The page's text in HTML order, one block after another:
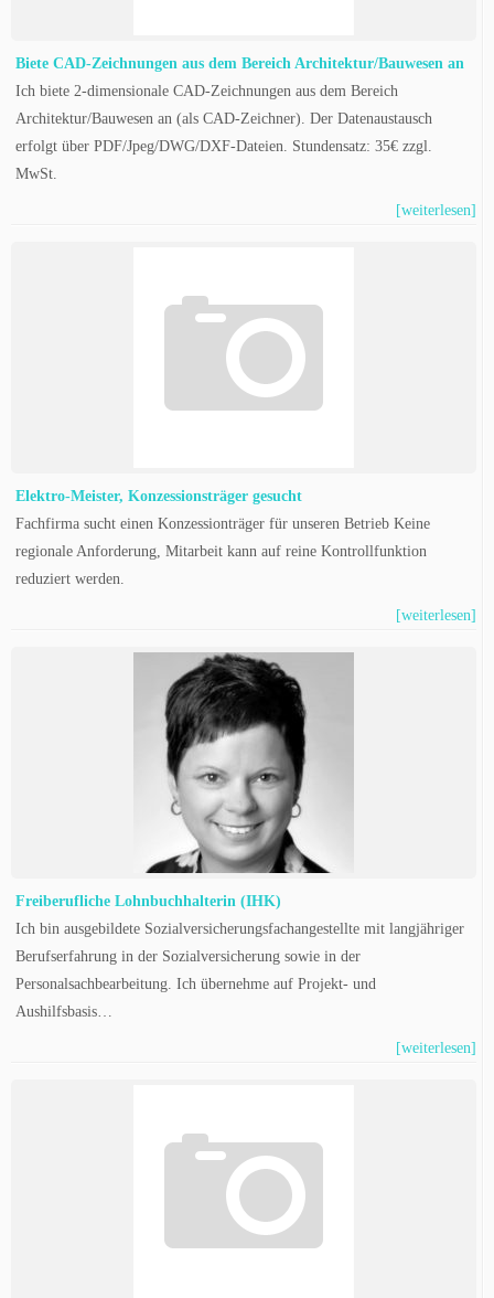
Biete CAD-Zeichnungen aus dem Bereich Architektur/Bauwesen an
Ich biete 2-dimensionale CAD-Zeichnungen aus dem Bereich
Architektur/Bauwesen an (als CAD-Zeichner). Der Datenaustausch
erfolgt über PDF/Jpeg/DWG/DXF-Dateien. Stundensatz: 35€ zzgl.
MwSt.
[weiterlesen]
Elektro-Meister, Konzessionsträger gesucht
Fachfirma sucht einen Konzessionträger für unseren Betrieb Keine
regionale Anforderung, Mitarbeit kann auf reine Kontrollfunktion
reduziert werden.
[weiterlesen]
Freiberufliche Lohnbuchhalterin (IHK)
Ich bin ausgebildete Sozialversicherungsfachangestellte mit langjähriger
Berufserfahrung in der Sozialversicherung sowie in der
Personalsachbearbeitung. Ich übernehme auf Projekt- und
Aushilfsbasis…
[weiterlesen]